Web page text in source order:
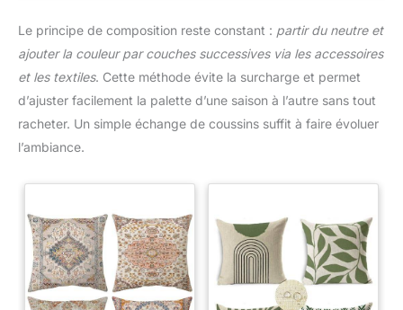
Le principe de composition reste constant : partir du neutre et
ajouter la couleur par couches successives via les accessoires
et les textiles. Cette méthode évite la surcharge et permet
d’ajuster facilement la palette d’une saison à l’autre sans tout
racheter. Un simple échange de coussins suffit à faire évoluer
l’ambiance.